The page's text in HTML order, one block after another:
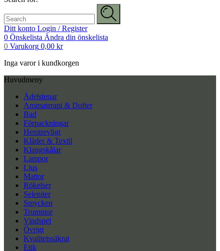
Ditt konto Login / Register
0 Önskelista Ändra din önskelista
0 Varukorg 0,00 kr
Inga varor i kundkorgen
Huvudmeny
Ädelstenar
Aromaterapi & Dofter
Bad
Förpackningar
Hemtrevligt
Kläder & Textil
Klangskålar
Lampor
Ljus
Mattor
Rökelser
Seleniter
Smycken
Trummor
Vindspel
Övrigt
Kvalitetssäkrat
Etik